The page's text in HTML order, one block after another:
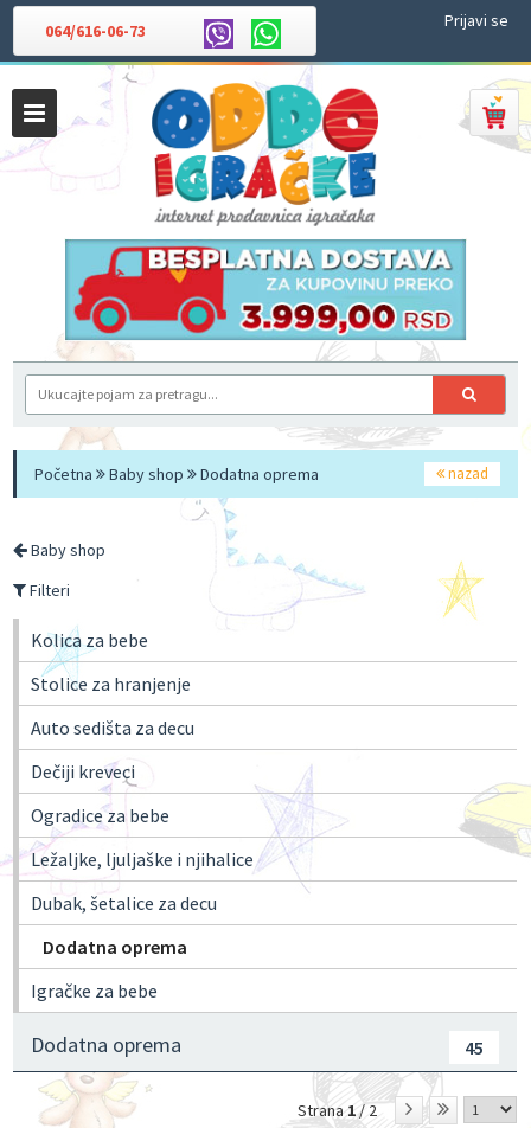
064/616-06-73 Prijavi se
Početna Baby shop Dodatna oprema nazad
Baby shop
Filteri
Kolica za bebe
Stolice za hranjenje
Auto sedišta za decu
Dečiji kreveci
Ogradice za bebe
Ležaljke, ljuljaške i njihalice
Dubak, šetalice za decu
Dodatna oprema
Igračke za bebe
Dodatna oprema 45
Strana 1/ 2